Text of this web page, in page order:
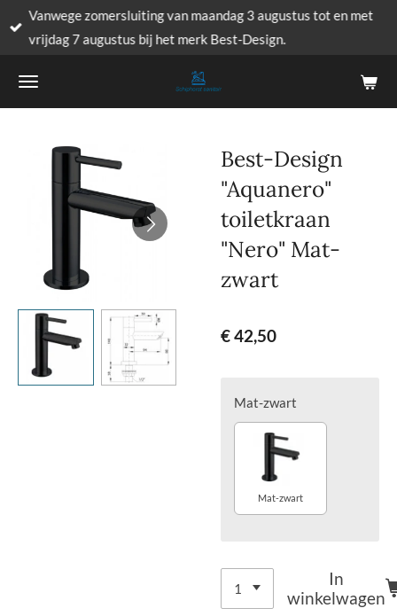
Ga
direct
de
Vanwege zomersluiting van maandag 3 augustus tot en met
vrijdag 7 augustus bij het merk Best-Design.
Best-Design
"Aquanero"
toiletkraan
"Nero" Mat-
zwart
€ 42,50
Mat-zwart
Mat-zwart
In
winkelwagen